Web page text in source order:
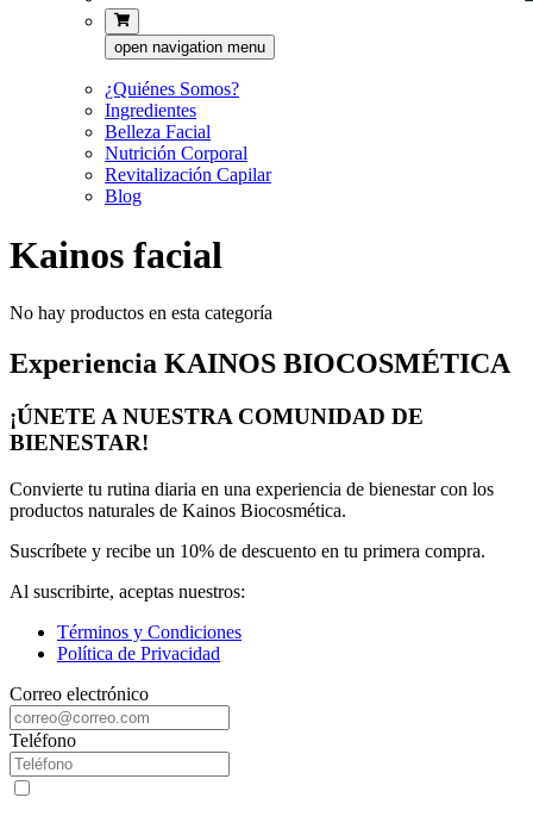
open navigation menu
¿Quiénes Somos?
Ingredientes
Belleza Facial
Nutrición Corporal
Revitalización Capilar
Blog
Kainos facial
No hay productos en esta categoría
Experiencia KAINOS BIOCOSMÉTICA
¡ÚNETE A NUESTRA COMUNIDAD DE
BIENESTAR!
Convierte tu rutina diaria en una experiencia de bienestar con los
productos naturales de Kainos Biocosmética.
Suscríbete y recibe un 10% de descuento en tu primera compra.
Al suscribirte, aceptas nuestros:
Términos y Condiciones
Política de Privacidad
Correo electrónico
Teléfono